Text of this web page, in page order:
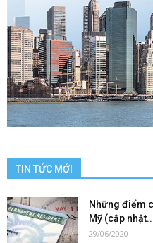
TIN TỨC MỚI
Những điểm
Mỹ (cập
29/06/2020